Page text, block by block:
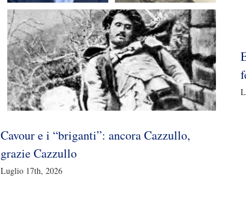
Cavour e i “briganti”: ancora Cazzullo,
grazie Cazzullo
Luglio 17th, 2026